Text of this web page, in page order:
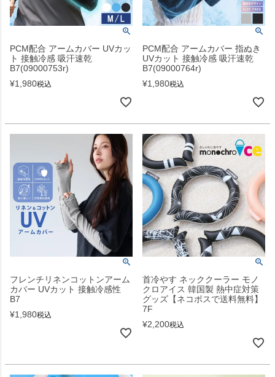
PCM配合 アームカバー UVカッ
ト 接触冷感 吸汗速乾
B7(09000753r)
¥1,980税込
PCM配合 アームカバー 指ぬき
UVカット 接触冷感 吸汗速乾
B7(09000764r)
¥1,980税込
フレンチリネンコットンアーム
カバー UVカット 接触冷感性
B7
¥1,980税込
首冷やす ネッククーラー モノ
クロアイス 韓国製 熱中症対策
グッズ【ネコポスで送料無料】
7F
¥2,200税込